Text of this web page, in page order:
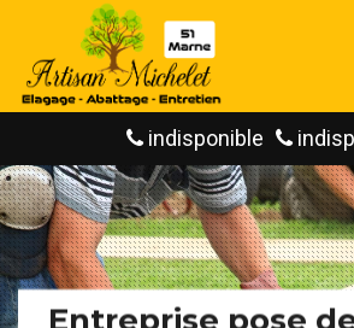
indisponible
Entreprise pose